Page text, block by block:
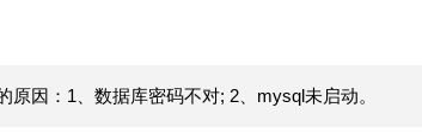
因：1、数据库密码不对; 2、mysql未启动。